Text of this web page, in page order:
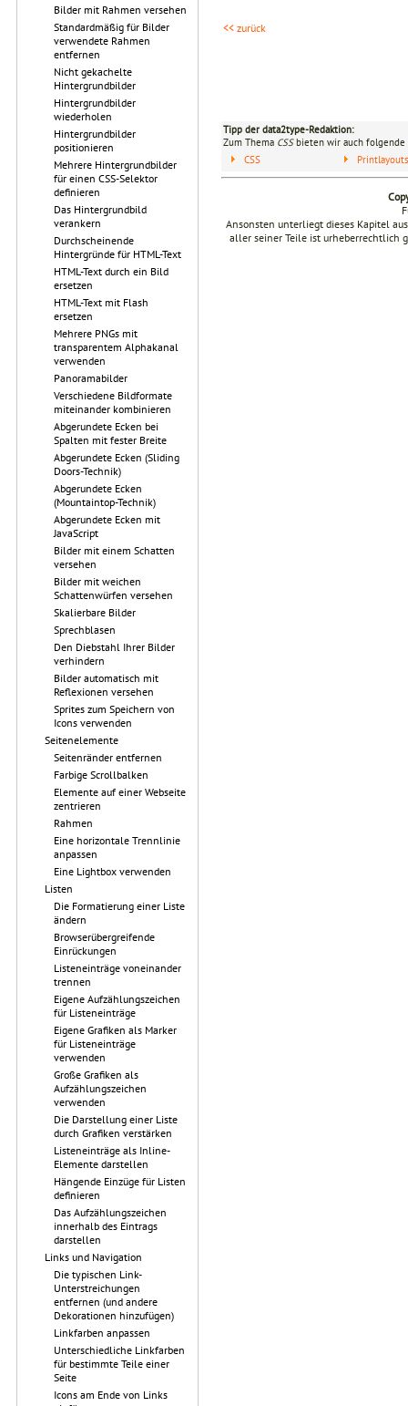
Bilder mit Rahmen versehen
Standardmäßig für Bilder
verwendete Rahmen
entfernen
Nicht gekachelte
Hintergrundbilder
Hintergrundbilder
wiederholen
Hintergrundbilder
positionieren
Mehrere Hintergrundbilder
für einen CSS-Selektor
definieren
Das Hintergrundbild
verankern
Durchscheinende
Hintergründe für HTML-Text
HTML-Text durch ein Bild
ersetzen
HTML-Text mit Flash
ersetzen
Mehrere PNGs mit
transparentem Alphakanal
verwenden
Panoramabilder
Verschiedene Bildformate
miteinander kombinieren
Abgerundete Ecken bei
Spalten mit fester Breite
Abgerundete Ecken (Sliding
Doors-Technik)
Abgerundete Ecken
(Mountaintop-Technik)
Abgerundete Ecken mit
JavaScript
Bilder mit einem Schatten
versehen
Bilder mit weichen
Schattenwürfen versehen
Skalierbare Bilder
Sprechblasen
Den Diebstahl Ihrer Bilder
verhindern
Bilder automatisch mit
Reflexionen versehen
Sprites zum Speichern von
Icons verwenden
Seitenelemente
Seitenränder entfernen
Farbige Scrollbalken
Elemente auf einer Webseite
zentrieren
Rahmen
Eine horizontale Trennlinie
anpassen
Eine Lightbox verwenden
Listen
Die Formatierung einer Liste
ändern
Browserübergreifende
Einrückungen
Listeneinträge voneinander
trennen
Eigene Aufzählungszeichen
für Listeneinträge
Eigene Grafiken als Marker
für Listeneinträge
verwenden
Große Grafiken als
Aufzählungszeichen
verwenden
Die Darstellung einer Liste
durch Grafiken verstärken
Listeneinträge als Inline-
Elemente darstellen
Hängende Einzüge für Listen
definieren
Das Aufzählungszeichen
innerhalb des Eintrags
darstellen
Links und Navigation
Die typischen Link-
Unterstreichungen
entfernen (und andere
Dekorationen hinzufügen)
Linkfarben anpassen
Unterschiedliche Linkfarben
für bestimmte Teile einer
Seite
Icons am Ende von Links
<< zurück
Tipp der data2type-Redaktion:
Zum Thema CSSbieten wir auch folgende
CSS
Ansonsten unterliegt dieses Kapitel
aller seiner Teile ist urheberrechtlich